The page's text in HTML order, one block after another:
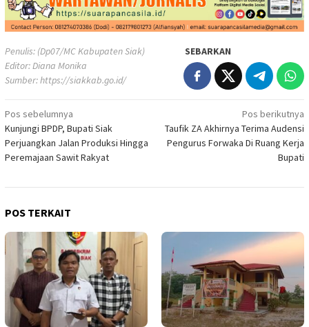
Penulis: (Dp07/MC Kabupaten Siak)
Editor: Diana Monika
Sumber:https://siakkab.go.id/
SEBARKAN
Navigasi
pos
Pos sebelumnya
Kunjungi BPDP, Bupati Siak
Perjuangkan Jalan Produksi Hingga
Peremajaan Sawit Rakyat
Pos berikutnya
Taufik ZA Akhirnya Terima Audensi
Pengurus Forwaka Di Ruang Kerja
Bupati
POS TERKAIT